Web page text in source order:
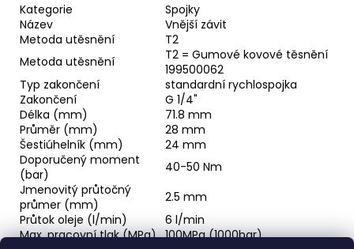
Kategorie
Spojky
Název
Vnější závit
Metoda utěsnění
T2
Metoda utěsnění
T2 = Gumové kovové těsnění
199500062
Typ zakončení
standardní rychlospojka
Zakončení
G 1/4"
Délka (mm)
71.8 mm
Průměr (mm)
28 mm
Šestiúhelník (mm)
24 mm
Doporučený moment
(bar)
40-50 Nm
Jmenovitý průtočný
průmer (mm)
2.5 mm
Průtok oleje (l/min)
6 l/min
Max. pracovní tlak (MPa) 100MPa (1000bar)